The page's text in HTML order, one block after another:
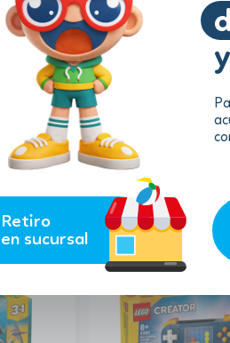
Retiro
en sucursal
Lego - Monster Jam™
Smash
Producto no
Consultar